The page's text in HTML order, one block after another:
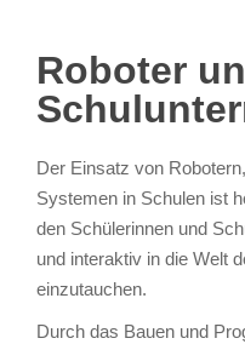
Roboter
Der Einsatz von
Systemen in Schulen ist
den Schülerinnen und
und interaktiv in die Welt
einzutauchen.
Durch das Bauen und